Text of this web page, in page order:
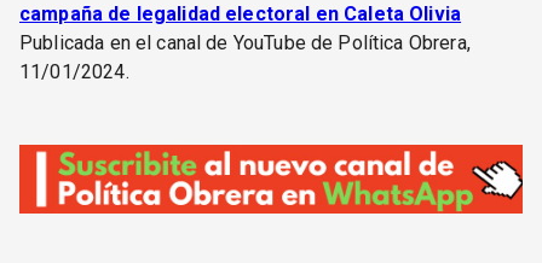
campaña de legalidad electoral en Caleta Olivia
Publicada en el canal de YouTube de Política Obrera,
11/01/2024.